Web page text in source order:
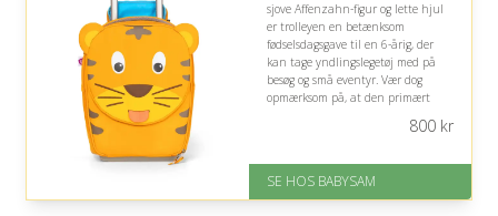
sjove Affenzahn-figur og lette hjul
er trolleyen en betænksom
fødselsdagsgave til en 6-årig, der
kan tage yndlingslegetøj med på
besøg og små eventyr. Vær dog
opmærksom på, at den primært
På lager
Levering: 1-2 dages levering
800kr
SE HOS BABYSAM